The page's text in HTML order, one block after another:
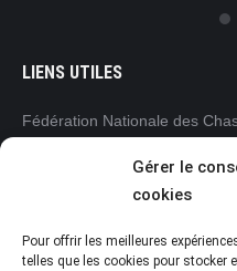
Gérer le
cookies
Pour offrir les meilleures
telles que les cookies pour stocker
LIENS UTILES
Fédération Nationale des
Fédération Régionale des
Pays de la Loire
L’Office français de la